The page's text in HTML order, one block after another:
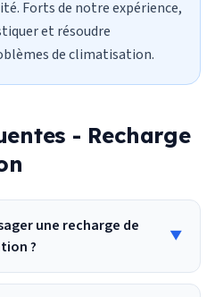
Forts de notre expérience,
et résoudre
de climatisation.
- Recharge
une recharge de
?
▼